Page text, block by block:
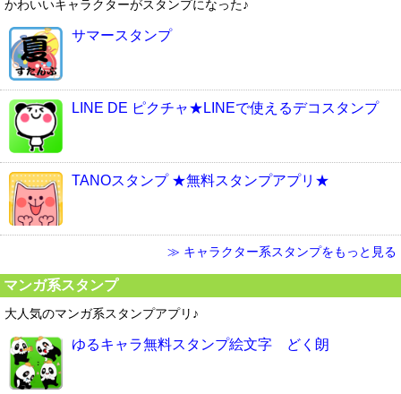
かわいいキャラクターがスタンプになった♪
サマースタンプ
LINE DE ピクチャ★LINEで使えるデコスタンプ
TANOスタンプ ★無料スタンプアプリ★
≫ キャラクター系スタンプをもっと見る
マンガ系スタンプ
大人気のマンガ系スタンプアプリ♪
ゆるキャラ無料スタンプ絵文字 どく朗